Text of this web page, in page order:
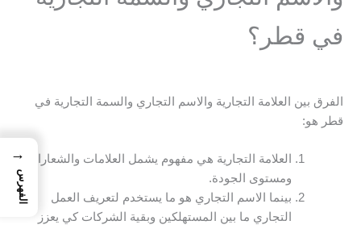
في قطر؟
الفرق بين العلامة التجارية والاسم التجاري والسمة التجارية في
قطر هو:
العلامة التجارية هي مفهوم يشمل العلامات والشعارات،
ومستوى الجودة.
بينما الاسم التجاري هو ما يستخدم لتعريف العمل
التجاري ما بين المستهلكين وبقية الشركات كي يعزز
→
الفهرس